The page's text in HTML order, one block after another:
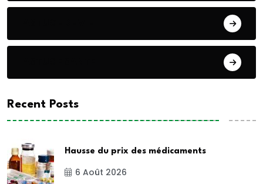
Recent Posts
Hausse du prix des médicaments
6 Août 2026